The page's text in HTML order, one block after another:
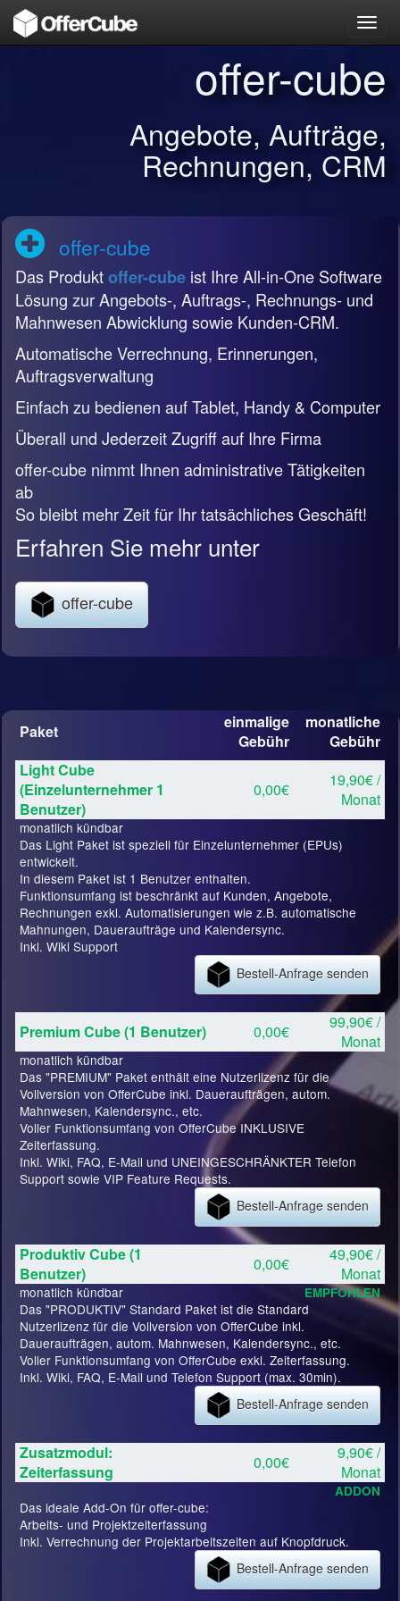
offer-cube
Angebote, Aufträge,
Rechnungen, CRM
offer-cube
Das Produktoffer-cube ist Ihre All-in-One Software
Lösung zur Angebots-, Auftrags-, Rechnungs- und
Mahnwesen Abwicklung sowie Kunden-CRM.
Automatische Verrechnung, Erinnerungen,
Auftragsverwaltung
Einfach zu bedienen auf Tablet, Handy & Computer
Überall und Jederzeit Zugriff auf Ihre Firma
offer-cube nimmt Ihnen administrative Tätigkeiten
ab
So bleibt mehr Zeit für Ihr tatsächliches Geschäft!
Erfahren Sie mehr unter
offer-cube
Paket
einmalige
Gebühr
monatliche
Gebühr
Light Cube
(Einzelunternehmer 1
Benutzer)
0,00€
19,90€ /
Monat
monatlich kündbar
Das Light Paket ist speziell für Einzelunternehmer (EPUs)
entwickelt.
In diesem Paket ist 1 Benutzer enthalten.
Funktionsumfang ist beschränkt auf Kunden, Angebote,
Rechnungen exkl. Automatisierungen wie z.B. automatische
Mahnungen, Daueraufträge und Kalendersync.
Inkl. Wiki Support
Bestell-Anfrage senden
Premium Cube (1 Benutzer) 0,00€
99,90€ /
Monat
monatlich kündbar
Das "PREMIUM" Paket enthält eine Nutzerlizenz für die
Vollversion von OfferCube inkl. Daueraufträgen, autom.
Mahnwesen, Kalendersync., etc.
Voller Funktionsumfang von OfferCube INKLUSIVE
Zeiterfassung.
Inkl. Wiki, FAQ, E-Mail und UNEINGESCHRÄNKTER Telefon
Support sowie VIP Feature Requests.
Bestell-Anfrage senden
Produktiv Cube (1
Benutzer)
0,00€
49,90€ /
Monat
monatlich kündbar EMPFOHLEN
Das "PRODUKTIV" Standard Paket ist die Standard
Nutzerlizenz für die Vollversion von OfferCube inkl.
Daueraufträgen, autom. Mahnwesen, Kalendersync., etc.
Voller Funktionsumfang von OfferCube exkl. Zeiterfassung.
Inkl. Wiki, FAQ, E-Mail und Telefon Support (max. 30min).
Bestell-Anfrage senden
Zusatzmodul:
Zeiterfassung
0,00€
9,90€ /
Monat
ADDON
Das ideale Add-On für offer-cube:
Arbeits- und Projektzeiterfassung
Inkl. Verrechnung der Projektarbeitszeiten auf Knopfdruck.
Bestell-Anfrage senden